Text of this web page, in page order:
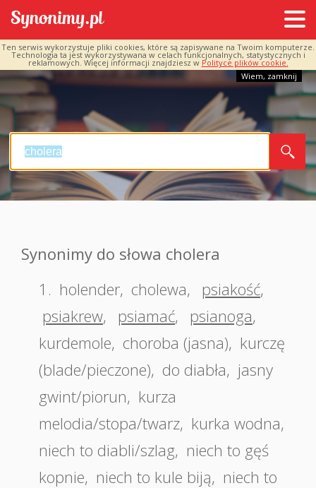
Ten serwis wykorzystuje pliki cookies, które są zapisywane na Twoim komputerze.
Technologia ta jest wykorzystywana w celach funkcjonalnych, statystycznych i
reklamowych. Więcej informacji znajdziesz w Polityce plików cookie.
Wiem, zamknij
Synonimy do słowa cholera
1. holender, cholewa, psiakość,
psiakrew, psiamać, psianoga,
kurdemole, choroba (jasna), kurczę
(blade/pieczone), do diabła, jasny
gwint/piorun, kurza
melodia/stopa/twarz, kurka wodna,
niech to diabli/szlag, niech to gęś
kopnie, niech to kule biją, niech to